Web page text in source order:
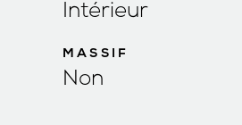
Intérieur
MASSIF
Non